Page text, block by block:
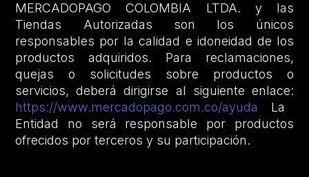
MERCADOPAGO COLOMBIA LTDA. y las
Tiendas Autorizadas son los únicos
responsables por la calidad e idoneidad de los
productos adquiridos. Para reclamaciones,
quejas o solicitudes sobre productos o
servicios, deberá dirigirse al siguiente enlace:
https://www.mercadopago.com.co/ayuda
La
Entidad no será responsable por productos
ofrecidos por terceros y su participación.